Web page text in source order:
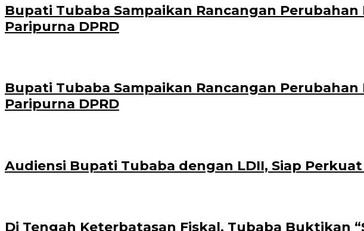
Bupati Tubaba Sampaikan Rancangan Perubahan
Paripurna DPRD
Bupati Tubaba Sampaikan Rancangan Perubahan
Paripurna DPRD
Audiensi Bupati Tubaba dengan LDII, Siap
Di Tengah Keterbatasan Fiskal, Tubaba Buktikan